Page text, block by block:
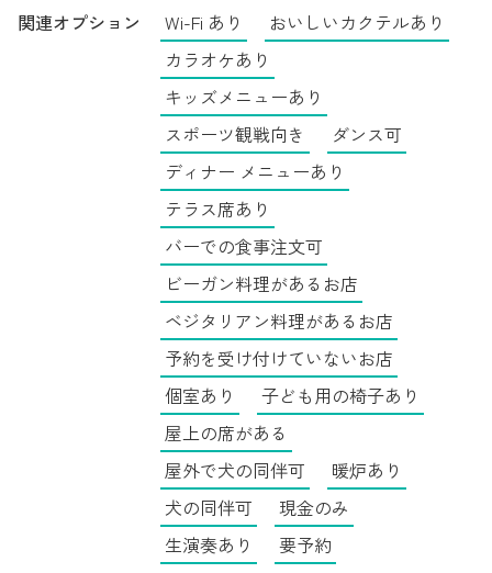
関連オプション
Wi-Fi あり
おいしいカクテルあり
カラオケあり
キッズメニューあり
スポーツ観戦向き
ダンス可
ディナー メニューあり
テラス席あり
バーでの食事注文可
ビーガン料理があるお店
ベジタリアン料理があるお店
予約を受け付けていないお店
個室あり
子ども用の椅子あり
屋上の席がある
屋外で犬の同伴可
暖炉あり
犬の同伴可
現金のみ
生演奏あり
要予約